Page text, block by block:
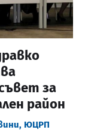
за
район
, ЮЦРП